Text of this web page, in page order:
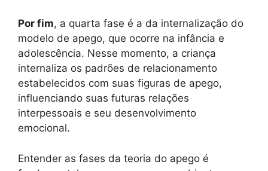
Por fim, a quarta fase é a da internalização do
modelo de apego, que ocorre na infância e
adolescência. Nesse momento, a criança
internaliza os padrões de relacionamento
estabelecidos com suas figuras de apego,
influenciando suas futuras relações
interpessoais e seu desenvolvimento
emocional.
Entender as fases da teoria do apego é